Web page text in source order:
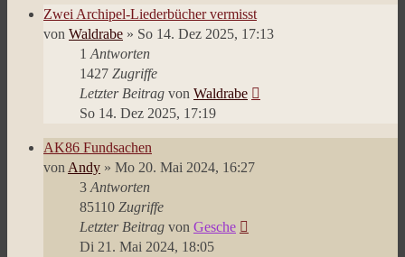
Zwei Archipel-Liederbücher vermisst
von Waldrabe » So 14. Dez 2025, 17:13
1Antworten
1427 Zugriffe
Letzter Beitrag von Waldrabe
So 14. Dez 2025, 17:19
AK86 Fundsachen
vonAndy » Mo 20. Mai 2024, 16:27
3Antworten
85110 Zugriffe
Letzter Beitrag von Gesche
Di 21. Mai 2024, 18:05